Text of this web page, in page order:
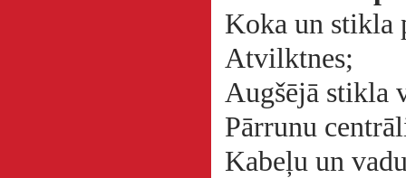
Koka un stikla
Atvilktnes;
Augšējā stikla
Pārrunu
Kabeļu un